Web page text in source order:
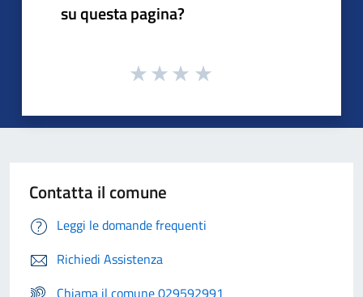
su questa pagina?
Contatta il comune
Leggi le domande frequenti
Richiedi Assistenza
Chiama il comune 029592991